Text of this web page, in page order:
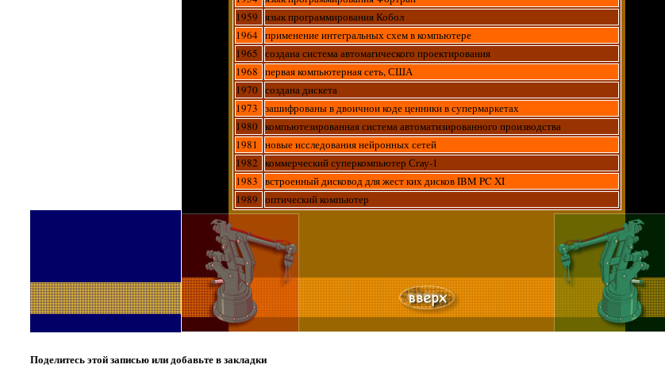
1959 язык программирования Кобол
1964 применение интегральных схем в компьютере
1965 создана система автомагического проектирования
1968 первая компьютерная сеть, США
1970 создана дискета
1973 зашифрованы в двоичнои коде ценники в супермаркетах
1980 компьютезированная система автоматизированного производства
1981
новые исследования нейронных сетей
1982 коммерческий суперкомпьютер Сгау-1
1983 встроенный дисковод для жест ких дисков IBM PC XI
1989 оптический компьютер
Поделитесь этой записью или добавьте в закладки